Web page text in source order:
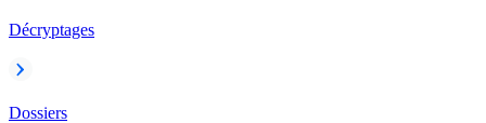
Décryptages
Dossiers